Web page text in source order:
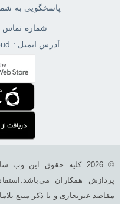
پاسخگویی به
شماره تماس : 92003513-021
آدرس ایمیل : info@hamkaran.cloud
© 2026 کليه حقوق اين
پردازش همکاران
مقاصد غیرتجاری و با ذکر منبع